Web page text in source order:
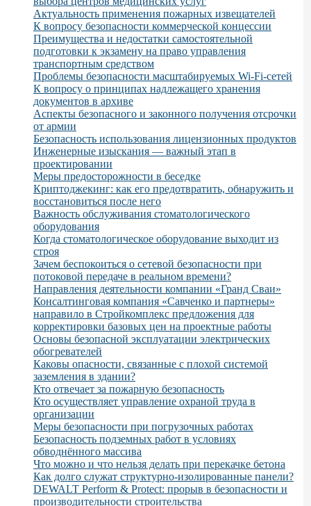
Актуальность применения пожарных извещателей
К вопросу безопасности коммерческой концессии
Преимущества и недостатки самостоятельной
подготовки к экзамену на право управления
транспортным средством
Проблемы безопасности масштабируемых Wi-Fi-сетей
К вопросу о принципах надлежащего хранения
документов в архиве
Аспекты безопасного и законного получения отсрочки
от армии
Безопасность использования лицензионных продуктов
Инженерные изыскания — важный этап в
проектировании
Меры предосторожности в беседке
Криптоджекинг: как его предотвратить, обнаружить и
восстановиться после него
Важность обслуживания стоматологического
оборудования
Когда стоматологическое оборудование выходит из
строя
Зачем беспокоиться о сетевой безопасности при
потоковой передаче в реальном времени?
Направления деятельности компании «Гранд Сваи»
Консалтинговая компания «Савченко и партнеры»
направило в Стройкомплекс предложения для
корректировки базовых цен на проектные работы
Основы безопасной эксплуатации электрических
обогревателей
Каковы опасности, связанные с плохой системой
заземления в здании?
Кто отвечает за пожарную безопасность
Кто осуществляет управление охраной труда в
организации
Меры безопасности при погрузочных работах
Безопасность подземных работ в условиях
обводнённого массива
Что можно и что нельзя делать при перекачке бетона
Как долго служат структурно-изолированные панели?
DEWALT Perform & Protect: прорыв в безопасности и
производительности строительства